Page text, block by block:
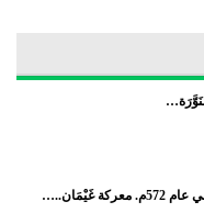
غَيْمَان..…